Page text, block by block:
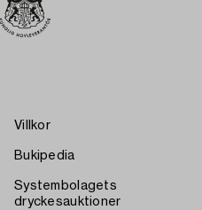
Villkor
Bukipedia
Systembolagets
dryckesauktioner